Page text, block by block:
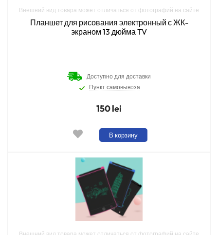
Внешний вид товара может отличаться от фотографий на сайте
Планшет для рисования электронный с ЖК-
экраном 13 дюйма TV
Доступно для доставки
Пункт самовывоза
150 lei
В корзину